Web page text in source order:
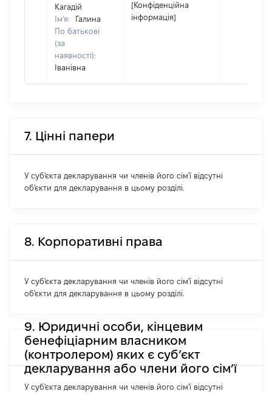
Кагадій
Ім'я:
Галина
По батькові
(за
наявності):
Іванівна
[Конфіденційна
інформація]
7. Цінні папери
У суб'єкта декларування чи членів його сім'ї відсутні
об'єкти для декларування в цьому розділі.
8. Корпоративні права
У суб'єкта декларування чи членів його сім'ї відсутні
об'єкти для декларування в цьому розділі.
9. Юридичні особи, кінцевим
бенефіціарним власником
(контролером) яких є суб’єкт
декларування або члени його сім’ї
У суб'єкта декларування чи членів його сім'ї відсутні